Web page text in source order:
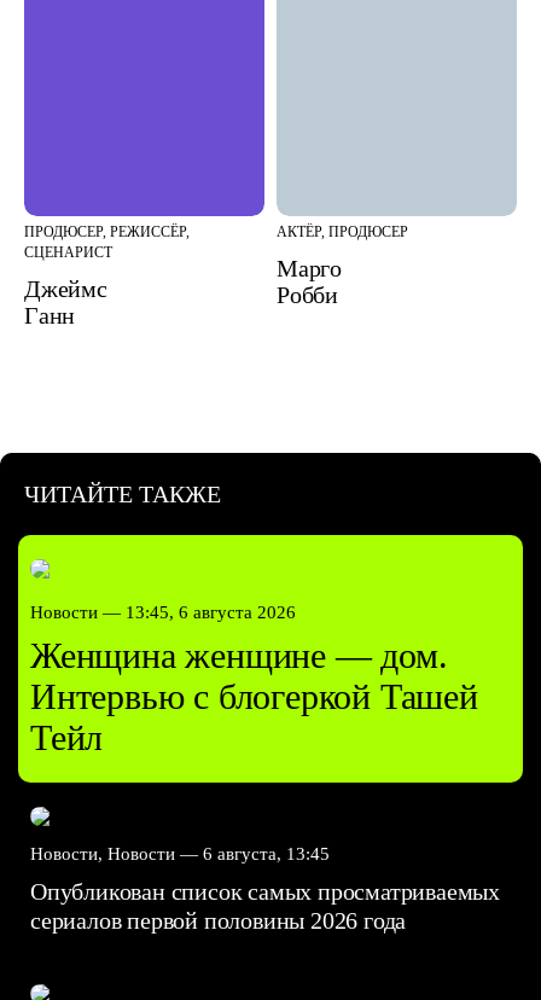
ПРОДЮСЕР, РЕЖИССЁР,
СЦЕНАРИСТ
Джеймс
Ганн
АКТЁР, ПРОДЮСЕР
Марго
Робби
ЧИТАЙТЕ ТАКЖЕ
Новости — 13:45, 6 августа 2026
Женщина женщине — дом.
Интервью с блогеркой Ташей
Тейл
Новости, Новости — 6 августа, 13:45
Опубликован список самых просматриваемых
сериалов первой половины 2026 года